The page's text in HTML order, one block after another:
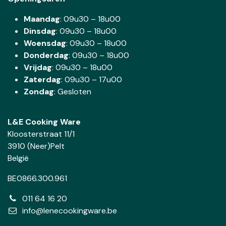
Maandag: 09u30 – 18u00
Dinsdag: 09u30 – 18u00
Woensdag: 09u30 – 18u00
Donderdag: 09u30 – 18u00
Vrijdag: 09u30 – 18u00
Zaterdag: 09u30 – 17u00
Zondag: Gesloten
L&E Cooking Ware
Kloosterstraat 11/1
3910 (Neer)Pelt
België
BE0866.300.961
011 64 16 20
info@lenecookingware.be